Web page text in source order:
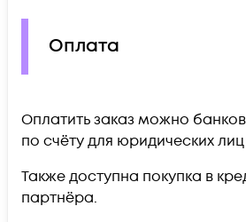
Оплата
Оплатить заказ можно
по счёту для юридических
Также доступна покупка в
партнёра.